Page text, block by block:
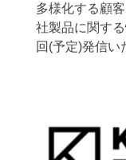
多様化する顧
社製品に関す
回(予定)発信い